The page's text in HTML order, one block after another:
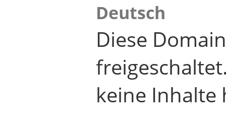
Deutsch
Diese
keine Inhalte